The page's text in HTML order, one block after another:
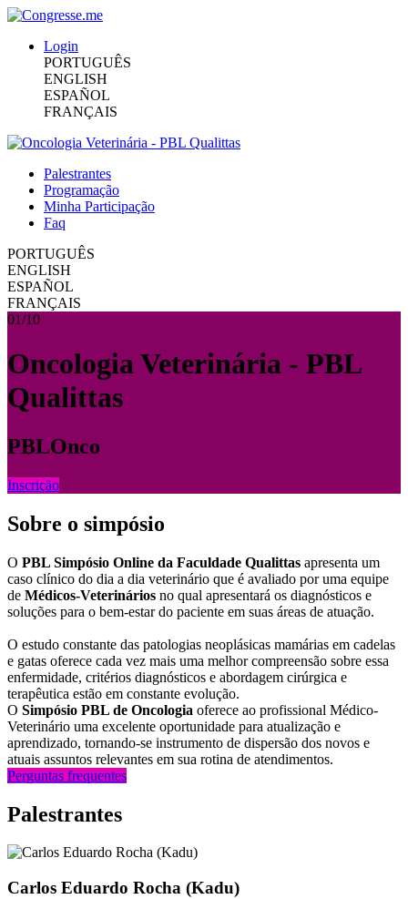
Login
PORTUGUÊS
ENGLISH
ESPAÑOL
FRANÇAIS
Palestrantes
Programação
Minha Participação
Faq
PORTUGUÊS
ENGLISH
ESPAÑOL
FRANÇAIS
01/10
Oncologia Veterinária - PBL
Qualittas
PBLOnco
Inscrição
Sobre o simpósio
O PBL Simpósio Online da Faculdade Qualittas apresenta um
caso clínico do dia a dia veterinário que é avaliado por uma equipe
de Médicos-Veterinários no qual apresentará os diagnósticos e
soluções para o bem-estar do paciente em suas áreas de atuação.
O estudo constante das patologias neoplásicas mamárias em cadelas
e gatas oferece cada vez mais uma melhor compreensão sobre essa
enfermidade, critérios diagnósticos e abordagem cirúrgica e
terapêutica estão em constante evolução.
O Simpósio PBL de Oncologia oferece ao profissional Médico-
Veterinário uma excelente oportunidade para atualização e
aprendizado, tornando-se instrumento de dispersão dos novos e
atuais assuntos relevantes em sua rotina de atendimentos.
Perguntas frequentes
Palestrantes
Carlos Eduardo Rocha (Kadu)